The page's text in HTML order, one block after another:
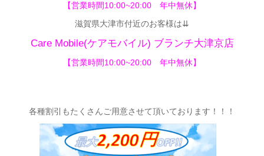
【営業時間10:00~20:00 年中無休】
滋賀県大津市付近のお客様は⇊
Care Mobile(ケアモバイル) ブランチ大津京店
【営業時間10:00~20:00 年中無休】
各種割引もたくさんご用意させて頂いてお ります！！！